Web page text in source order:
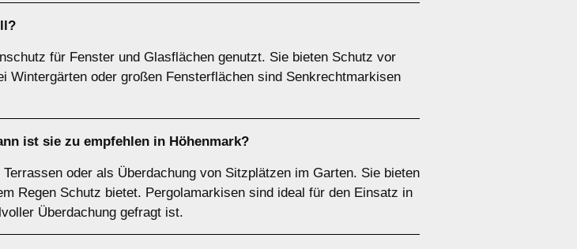
für Fenster und Glasflächen genutzt. Sie bieten Schutz vor
Wintergärten oder großen Fensterflächen sind Senkrechtmarkisen
ist sie zu empfehlen in Höhenmark?
oder als Überdachung von Sitzplätzen im Garten. Sie bieten
Regen Schutz bietet. Pergolamarkisen sind ideal für den Einsatz in
Überdachung gefragt ist.